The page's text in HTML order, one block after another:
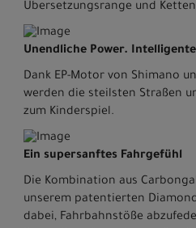
Übersetzungsrange und
Unendliche Power.
Dank EP-Motor von Shimano
werden die steilsten Straßen
zum Kinderspiel.
Ein supersanftes Fahrgefühl
Die Kombination aus
unserem patentierten
dabei, Fahrbahnstöße